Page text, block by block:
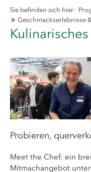
Sie befinden sich hier:
Geschmackserlebnisse
Probieren,
Meet the Chef: ein
Mitmachangebot